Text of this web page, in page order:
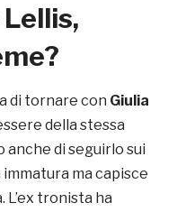
di tornare con Giulia
della stessa
anche di seguirlo sui
ma capisce
tronista ha